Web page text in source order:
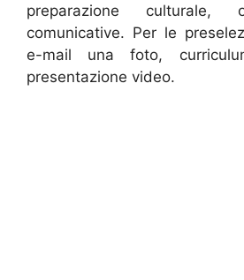
preparazione culturale,
comunicative. Per le
e-mail una foto,
presentazione video.